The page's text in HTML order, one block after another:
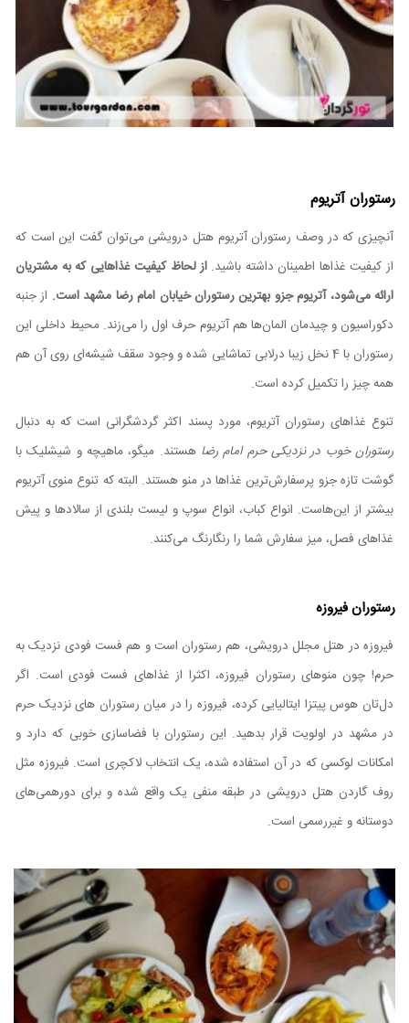
رستوران آتریوم
آنچیزی که در وصف رستوران آتریوم هتل درویشی می‌توان گفت این است که
از کیفیت غذاها اطمینان داشته باشید. از لحاظ کیفیت غذاهایی که به مشتریان
ارائه می‌شود، آتریوم جزو بهترین رستوران خیابان امام رضا مشهد است. از جنبه
دکوراسیون و چیدمان المان‌ها هم آتریوم حرف اول را می‌زند. محیط داخلی این
رستوران با 4 نخل زیبا درلابی تماشایی شده و وجود سقف شیشه‌ای روی آن هم
همه چیز را تکمیل کرده است.
تنوع غذاهای رستوران آتریوم، مورد پسند اکثر گردشگرانی است که به دنبال
رستوران خوب در نزدیکی حرم امام رضا هستند. میگو، ماهیچه و شیشلیک با
گوشت تازه جزو پرسفارش‌ترین غذاها در منو هستند. البته که تنوع منوی آتریوم
بیشتر از این‌هاست. انواع کباب، انواع سوپ و لیست بلندی از سالادها و پیش
غذاهای فصل، میز سفارش شما را رنگارنگ می‌کنند.
رستوران فیروزه
فیروزه در هتل مجلل درویشی، هم رستوران است و هم فست فودی نزدیک به
حرم! چون منوهای رستوران فیروزه، اکثرا از غذاهای فست فودی است. اگر
دل‌تان هوس پیتزا ایتالیایی کرده، فیروزه را در میان رستوران های نزدیک حرم
در مشهد در اولویت قرار بدهید. این رستوران با فضاسازی خوبی که دارد و
امکانات لوکسی که در آن استفاده شده، یک انتخاب لاکچری است. فیروزه مثل
روف گاردن هتل درویشی در طبقه منفی یک واقع شده و برای دورهمی‌های
دوستانه و غیررسمی است.